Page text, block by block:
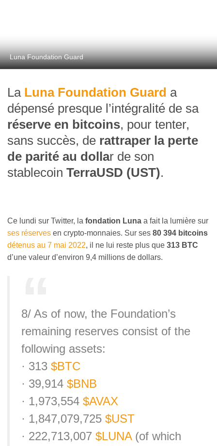
Luna Foundation Guard
La Luna Foundation Guard a
dépensé presque l’intégralité de sa
réserve en bitcoins, pour tenter,
sans succès, de rattraper la perte
de parité au dollar de son
stablecoin TerraUSD (UST).
Ce lundi sur Twitter, la fondation Luna a fait la lumière sur
ses réserves en crypto-monnaies. Sur ses 80 394 bitcoins
détenus au 7 mai 2022, il ne lui reste plus que 313 BTC
d’une valeur d’environ 9,4 millions de dollars.
8/ As of now, the Foundation’s
remaining reserves consist of the
following assets:
· 313 $BTC
· 39,914 $BNB
· 1,973,554 $AVAX
· 1,847,079,725 $UST
· 222,713,007 $LUNA(of which